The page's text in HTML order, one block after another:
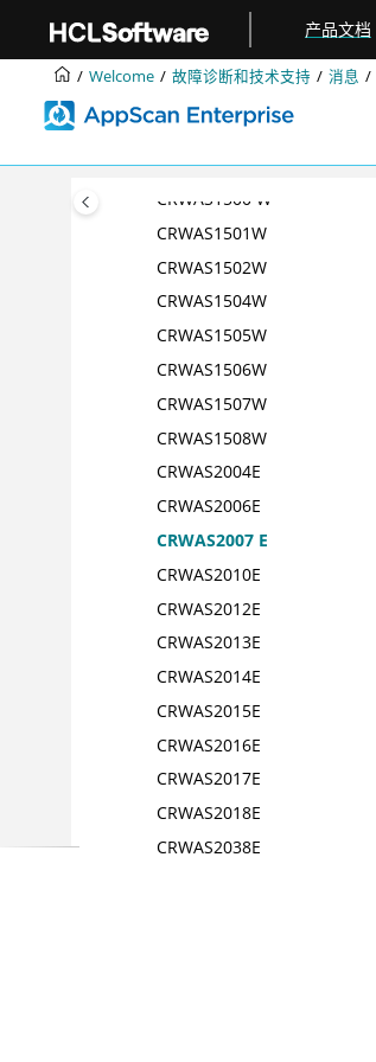
产品文档
Welcome 故障诊断和技术支持 消息
CRWAS1017I
CRWAS1018I
CRWAS1021I
CRWAS1022I
CRWAS1500 W
CRWAS1501W
CRWAS1502W
CRWAS1504W
CRWAS1505W
CRWAS1506W
CRWAS1507W
CRWAS1508W
CRWAS2004E
CRWAS2006E
CRWAS2007 E
CRWAS2010E
CRWAS2012E
CRWAS2013E
CRWAS2014E
CRWAS2015E
CRWAS2016E
CRWAS2017E
CRWAS2018E
CRWAS2038E